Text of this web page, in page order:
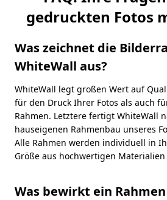
gedruckten Fotos
Was zeichnet die
WhiteWall aus?
WhiteWall legt großen Wert auf
für den Druck Ihrer Fotos als auch
Rahmen. Letztere fertigt WhiteWall
hauseigenen Rahmenbau unseres
Alle Rahmen werden individuell in
Größe aus hochwertigen
Was bewirkt ein